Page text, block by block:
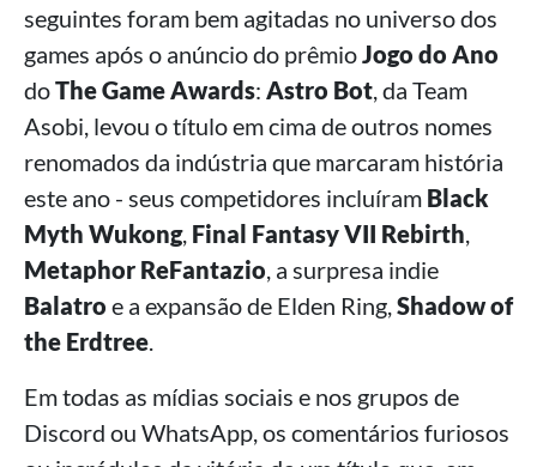
seguintes foram bem agitadas no universo dos
games após o anúncio do prêmioJogo do Ano
doThe Game Awards: Astro Bot, da Team
Asobi, levou o título em cima de outros nomes
renomados da indústria que marcaram história
este ano - seus competidores incluíram Black
Myth Wukong, Final Fantasy VII Rebirth,
Metaphor ReFantazio, a surpresa indie
Balatro e a expansão de Elden Ring,Shadow of
the Erdtree.
Em todas as mídias sociais e nos grupos de
Discord ou WhatsApp, os comentários furiosos